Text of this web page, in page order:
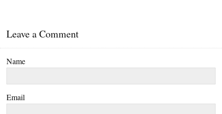
Leave a Comment
Name
Email